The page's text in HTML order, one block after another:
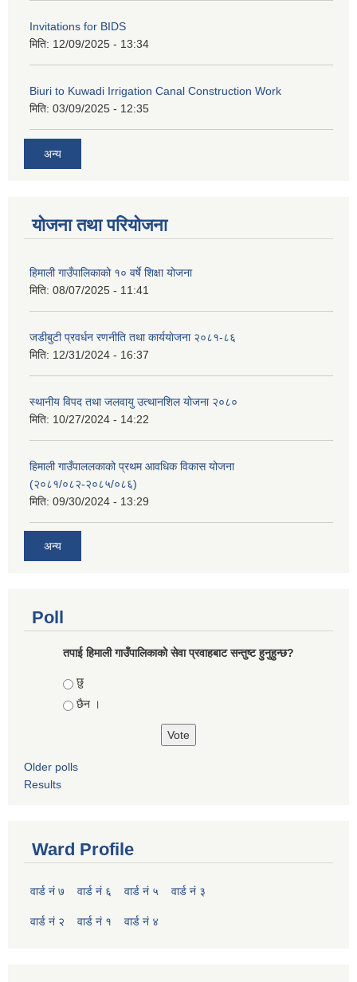
Invitations for BIDS
मिति: 12/09/2025 - 13:34
Biuri to Kuwadi Irrigation Canal Construction Work
मिति: 03/09/2025 - 12:35
अन्य
योजना तथा परियोजना
हिमाली गाउँपालिकाको १० वर्षे शिक्षा योजना
मिति: 08/07/2025 - 11:41
जडीबुटी प्रवर्धन रणनीति तथा कार्ययाेजना २०८१-८६
मिति: 12/31/2024 - 16:37
स्थानीय विपद तथा जलवायु उत्थानशिल योजना २०८०
मिति: 10/27/2024 - 14:22
हिमाली गाउँपाललकाको प्रथम आवधिक विकास योजना
(२०८१/०८२-२०८५/०८६)
मिति: 09/30/2024 - 13:29
अन्य
Poll
तपाई हिमाली गाउँपालिकाको सेवा प्रवाहबाट सन्तुष्ट हुनुहुन्छ?
Choices
छु
छैन ।
Older polls
Results
Ward Profile
वार्ड नं ७ वार्ड नं ६ वार्ड नं ५ वार्ड नं ३
वार्ड नं २ वार्ड नं १ वार्ड नं ४